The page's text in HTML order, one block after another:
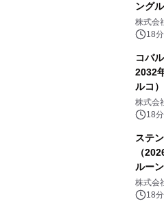
ング
ョン
株式会
18
コバ
2032
ルコ
株式会
18
ステ
（
ルー
ポー
株式会
18